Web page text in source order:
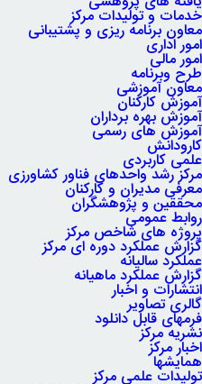
خدمات و تولیدات مرکز
معاون برنامه ریزی و پشتیبانی
امور اداری
امور مالی
طرح وبرنامه
معاون آموزشی
آموزش کارکنان
آموزش بهره برداران
آموزش های رسمی
کارودانش
علمی کاربردی
مرکز رشد واحدهای فناور کشاورزی
معرفی مدیران و کارکنان
محققین و پژوهشگران
روابط عمومی
پروژه های شاخص مرکز
گزارش عملکرد دوره ای مرکز
عملکرد سالیانه
گزارش عملکرد ماهیانه
انتشارات و اخبار
گالری تصاویر
فرمهای قابل دانلود
نشریه مرکز
اخبار مرکز
همایشها
تولیدات علمی مرکز